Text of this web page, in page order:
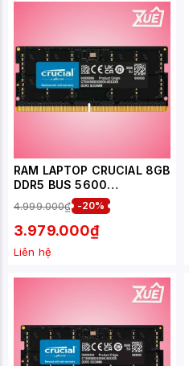
RAM LAPTOP CRUCIAL 8GB
DDR5 BUS 5600
(CT8G56C46S5)
4.999.000₫ -20%
3.979.000₫
Liên hệ